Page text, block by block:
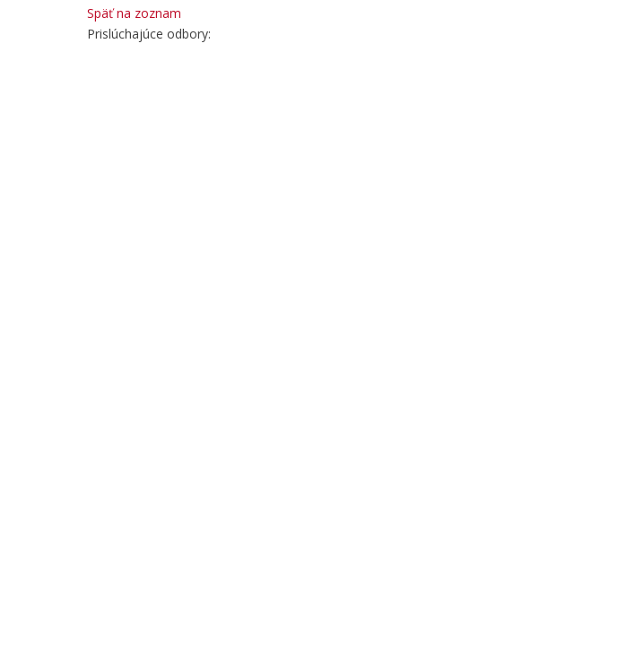
Späť na zoznam
Prislúchajúce odbory: